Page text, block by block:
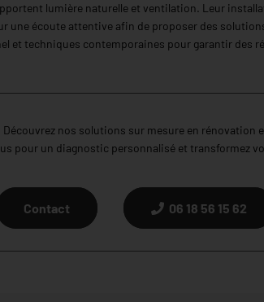
lumière naturelle et ventilation. Leur
une écoute attentive afin de proposer des
et techniques contemporaines pour garantir des
Découvrez nos solutions sur mesure en
pour un diagnostic personnalisé et transformez
Contact 06 18 56 15 62